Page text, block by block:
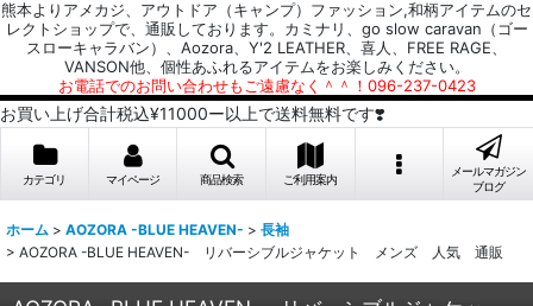
熊本よりアメカジ、アウトドア（キャンプ）ファッション,和柄アイテムのセ
レクトショップで、通販しております。カミナリ、go slow caravan（ゴー
スローキャラバン）、Aozora、Y'2 LEATHER、喜人、FREE RAGE、
VANSON他、個性あふれるアイテムをお楽しみください。
お電話でのお問い合わせもご遠慮なく＾＾！096-237-0423
お買い上げ合計税込¥11000ー以上で送料無料です❣️
カテゴリ マイページ 商品検索 ご利用案内
メールマガジン
ブログ
ホーム > AOZORA -BLUE HEAVEN- > 長袖
> AOZORA -BLUE HEAVEN- リバーシブルジャケット メンズ 人気 通販